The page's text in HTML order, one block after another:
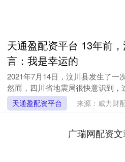
天通盈配资平台 13年前
言：我是幸运的
2021年7月14日，汶川县发生了一
然而，四川省地震局很快意识到，
天通盈配资平台 来源：威力财
广瑞网配资